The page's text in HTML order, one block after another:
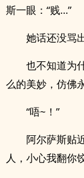
斯一眼：“贱…”
她话还没骂
也不知道为
么的美妙，仿佛
“唔~！”
阿尔萨斯贴
人，小心我翻你